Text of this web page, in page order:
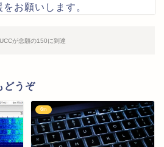
お願いします。
が念願の150に到達
どうぞ
6m